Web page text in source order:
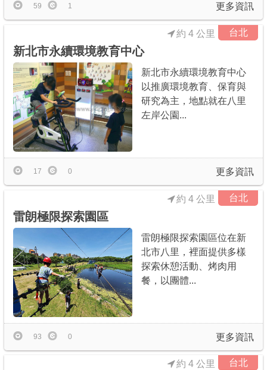
更多資訊
59 1
台北
約 4 公里
新北市永續環境教育中心
新北市永續環境教育中心
以推廣環境教育、保育與
研究為主，地點就在八里
左岸公園...
更多資訊
17 0
台北
約 4 公里
雷朗極限探索園區
雷朗極限探索園區位在新
北市八里，裡面提供多樣
探索休憩活動、烤肉用
餐，以團體...
更多資訊
93 0
台北
約 4 公里